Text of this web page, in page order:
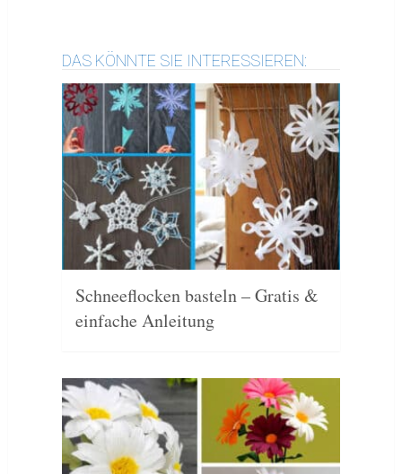
DAS KÖNNTE SIE INTERESSIEREN:
Schneeflocken basteln – Gratis &
einfache Anleitung